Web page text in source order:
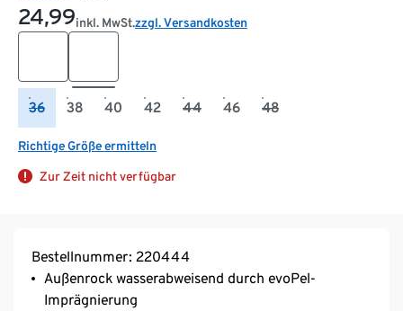
24,99inkl. MwSt.zzgl. Versandkosten
36 38 40 42 44 46 48
Richtige Größe ermitteln
Zur Zeit nicht verfügbar
Bestellnummer: 220444
Außenrock wasserabweisend durch evoPel-
Imprägnierung